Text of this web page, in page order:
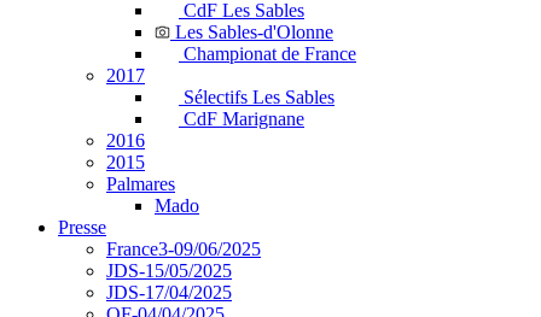
CdF Les Sables
Les Sables-d'Olonne
Championat de France
2017
Sélectifs Les Sables
CdF Marignane
2016
2015
Palmares
Mado
Presse
France3-09/06/2025
JDS-15/05/2025
JDS-17/04/2025